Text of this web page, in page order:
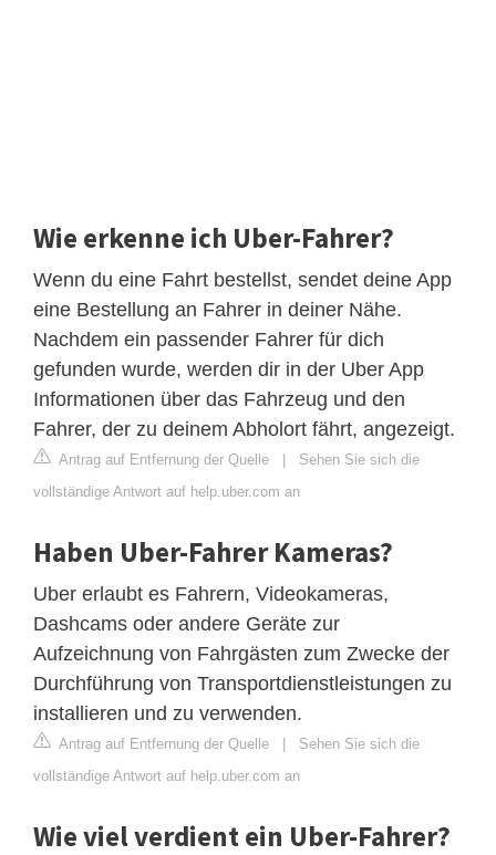
Wie erkenne ich Uber-Fahrer?
Wenn du eine Fahrt bestellst, sendet deine App
eine Bestellung an Fahrer in deiner Nähe.
Nachdem ein passender Fahrer für dich
gefunden wurde, werden dir in der Uber App
Informationen über das Fahrzeug und den
Fahrer, der zu deinem Abholort fährt, angezeigt.
Antrag auf Entfernung der Quelle | Sehen Sie sich die
vollständige Antwort auf help.uber.com an
Haben Uber-Fahrer Kameras?
Uber erlaubt es Fahrern, Videokameras,
Dashcams oder andere Geräte zur
Aufzeichnung von Fahrgästen zum Zwecke der
Durchführung von Transportdienstleistungen zu
installieren und zu verwenden.
Antrag auf Entfernung der Quelle | Sehen Sie sich die
vollständige Antwort auf help.uber.com an
Wie viel verdient ein Uber-Fahrer?